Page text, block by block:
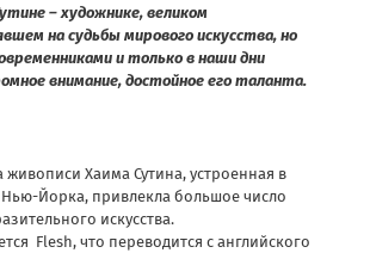
– художнике, великом
на судьбы мирового искусства, но
и только в наши дни
внимание, достойное его таланта.
живописи Хаима Сутина, устроенная в
Йорка, привлекла большое число
искусства.
Flesh, что переводится с английского